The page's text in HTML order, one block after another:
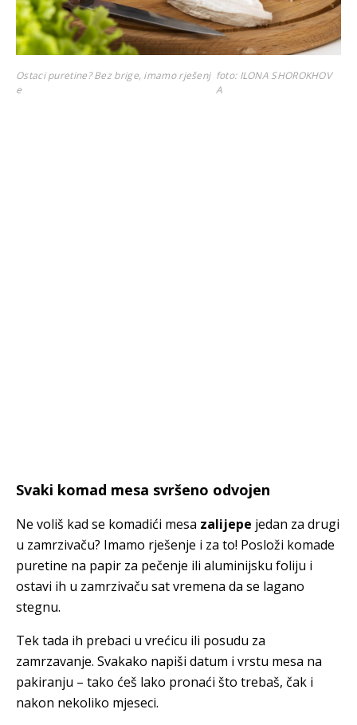
Ostaci puretine? Bez brige, imamo rješenj
e
foto: ILONA SHOROKHOV
A
Svaki komad mesa svršeno odvojen
Ne voliš kad se komadići mesa zalijepe jedan za drugi
u zamrzivaču? Imamo rješenje i za to! Posloži komade
puretine na papir za pečenje ili aluminijsku foliju i
ostavi ih u zamrzivaču sat vremena da se lagano
stegnu.
Tek tada ih prebaci u vrećicu ili posudu za
zamrzavanje. Svakako napiši datum i vrstu mesa na
pakiranju – tako ćeš lako pronaći što trebaš, čak i
nakon nekoliko mjeseci.